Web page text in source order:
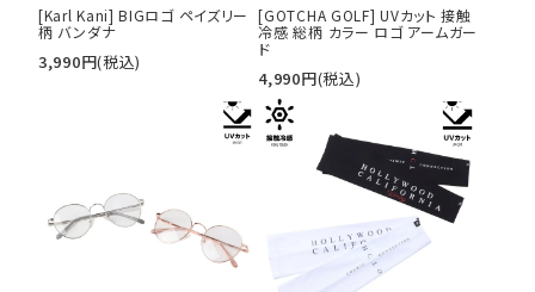
[Karl Kani] BIGロゴ ペイズリー
柄 バンダナ
3,990円(税込)
[GOTCHA GOLF] UVカット 接触
冷感 総柄 カラー ロゴ アームガー
ド
4,990円(税込)